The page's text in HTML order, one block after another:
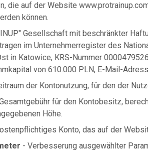
die auf der Website
können.
Gesellschaft mit beschränkter
im Unternehmerregister des
in Katowice, KRS-Nummer
von 610.000 PLN, E-Mail-
der Kontonutzung, für den der
für den Kontobesitz,
Höhe.
Konto, das auf der
- Verbesserung ausgewählter